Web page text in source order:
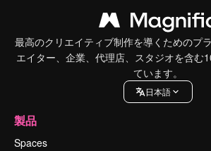
最高のクリエイティブ制作を導くためのプ
エイター、企業、代理店、スタジオを含む
ています。
日本語
製品
Spaces